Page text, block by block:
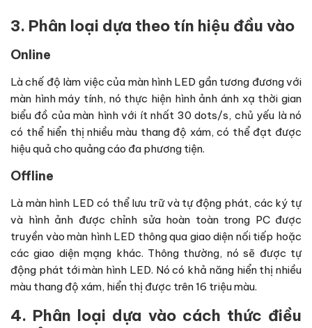
3. Phân loại dựa theo tín hiệu đầu vào
Online
Là chế độ làm việc của màn hình LED gần tương đương với
màn hình máy tính, nó thực hiện hình ảnh ánh xạ thời gian
biểu đồ của màn hình với ít nhất 30 dots/s, chủ yếu là nó
có thể hiển thị nhiều màu thang độ xám, có thể đạt được
hiệu quả cho quảng cáo đa phương tiện.
Offline
Là màn hình LED có thể lưu trữ và tự động phát, các ký tự
và hình ảnh được chỉnh sửa hoàn toàn trong PC được
truyền vào màn hình LED thông qua giao diện nối tiếp hoặc
các giao diện mạng khác. Thông thường, nó sẽ được tự
động phát tới màn hình LED. Nó có khả năng hiển thị nhiều
màu thang độ xám, hiển thị được trên 16 triệu màu.
4. Phân loại dựa vào cách thức điều